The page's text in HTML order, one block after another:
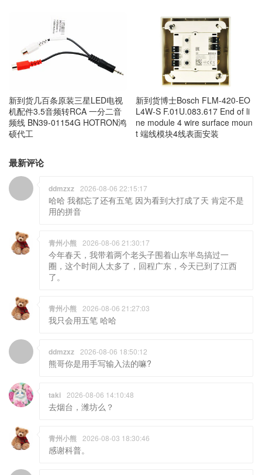
新到货几百条原装三星LED电视
机配件3.5音频转RCA 一分二音
频线 BN39-01154G HOTRON鸿
硕代工
新到货博士Bosch FLM-420-EO
L4W-S F.01U.083.617 End of li
ne module 4 wire surface moun
t 端线模块4线表面安装
最新评论
ddmzxz 2026-08-06 22:15:17
哈哈 我都忘了还有五笔 因为看到大打成了天 肯定不是
用的拼音
青州小熊 2026-08-06 21:30:17
今年春天，我带着两个老头子围着山东半岛搞过一
圈，这个时间人太多了，回程广东，今天已到了江西
了。
青州小熊 2026-08-06 21:27:03
我只会用五笔 哈哈
ddmzxz 2026-08-06 18:50:12
熊哥你是用手写输入法的嘛?
taki 2026-08-06 14:10:48
去烟台，潍坊么？
青州小熊 2026-08-03 18:30:46
感谢科普。